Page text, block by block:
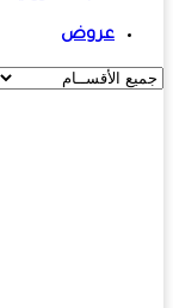
عروض